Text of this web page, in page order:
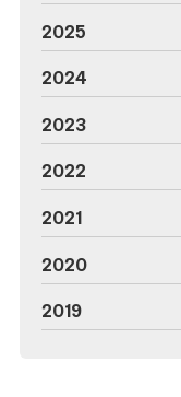
2025
2024
2023
2022
2021
2020
2019